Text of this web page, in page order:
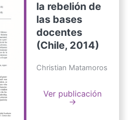
la rebelión de
las bases
docentes
(Chile, 2014)
Christian Matamoros
Ver publicación
→